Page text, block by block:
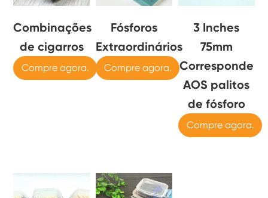
Combinações
de cigarros
Compre agora.
Fósforos
Extraordinários
Compre agora.
3 Inches
75mm
Corresponde
AOS palitos
de fósforo
Compre agora.